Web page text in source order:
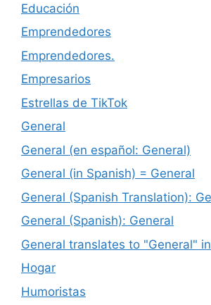
Educación
Emprendedores
Emprendedores.
Empresarios
Estrellas de TikTok
General
General (en español: General)
General (in Spanish) = General
General (Spanish Translation):
General (Spanish): General
General translates to "General"
Hogar
Humoristas